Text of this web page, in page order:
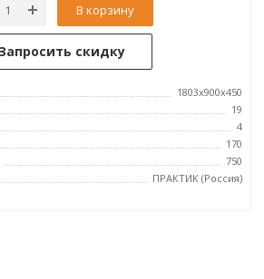
В корзину
скидку
1803x900x450
19
4
170
750
ПРАКТИК (Россия)